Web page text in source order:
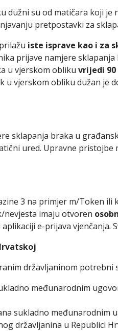
su od matičara koji je
pretpostavki za
iste isprave kao i za
prijave namjere sklapanja
u vjerskom obliku vrijedi 90
u vjerskom obliku dužan
sklapanja braka u
ured. Upravne
3 na primjer m/Token
nevjesta imaju otvoren
e-prijava vjenčanja.
državljaninom potrebni
međunarodnim
sukladno međunarodnim
državljanina u Republici